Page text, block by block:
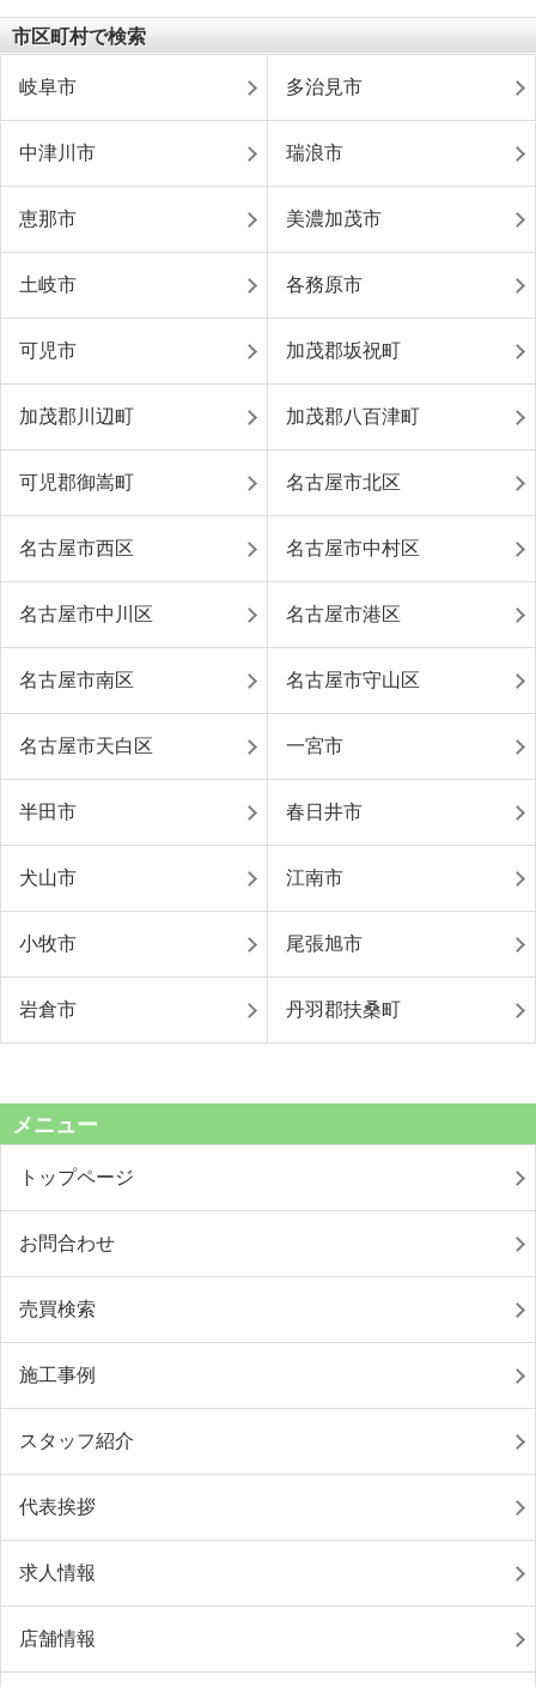
市区町村で検索
岐阜市 多治見市
中津川市 瑞浪市
恵那市 美濃加茂市
土岐市 各務原市
可児市 加茂郡坂祝町
加茂郡川辺町 加茂郡八百津町
可児郡御嵩町 名古屋市北区
名古屋市西区 名古屋市中村区
名古屋市中川区 名古屋市港区
名古屋市南区 名古屋市守山区
名古屋市天白区 一宮市
半田市 春日井市
犬山市 江南市
小牧市 尾張旭市
岩倉市 丹羽郡扶桑町
メニュー
トップページ
お問合わせ
売買検索
施工事例
スタッフ紹介
代表挨拶
求人情報
店舗情報